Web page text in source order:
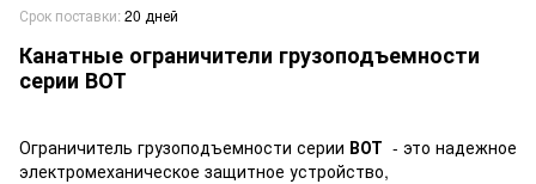
Срок поставки 20 дней
Канатные ограничители грузоподъемности
серии ВОТ
Ограничитель грузоподъемности серии ВОТ - это надежное
электромеханическое защитное устройство,